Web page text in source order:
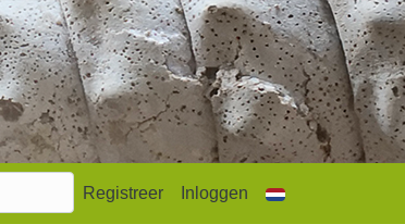
Registreer Inloggen